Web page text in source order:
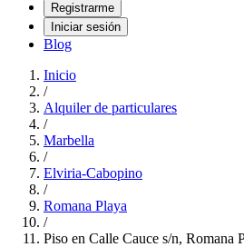
Registrarme
Iniciar sesión
Blog
Inicio
/
Alquiler de particulares
/
Marbella
/
Elviria-Cabopino
/
Romana Playa
/
Piso en Calle Cauce s/n, Romana